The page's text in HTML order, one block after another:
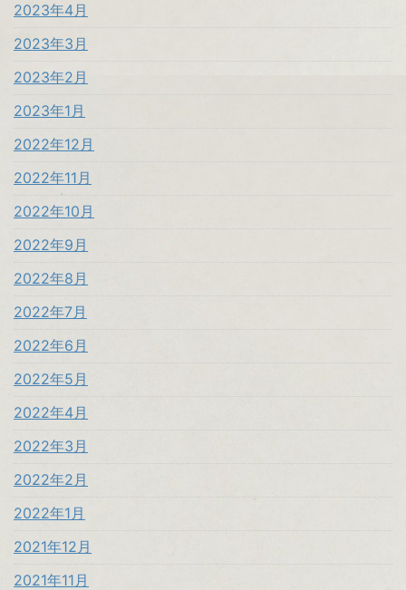
2023年4月
2023年3月
2023年2月
2023年1月
2022年12月
2022年11月
2022年10月
2022年9月
2022年8月
2022年7月
2022年6月
2022年5月
2022年4月
2022年3月
2022年2月
2022年1月
2021年12月
2021年11月